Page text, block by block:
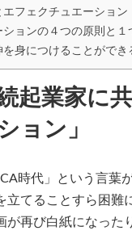
フェクチュエーション
ョンの４つの原則と１
身につけることができ
起業家に
ョン」
時代」という言葉
立てることすら困
が再び白紙になった